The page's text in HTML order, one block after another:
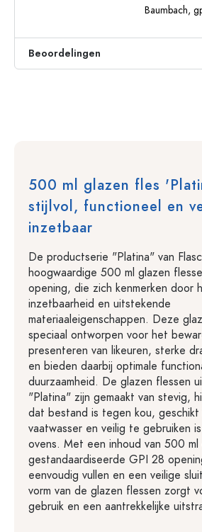
Baumbach,
Beoordelingen
500 ml glazen fles
stijlvol, functioneel en
inzetbaar
De productserie "Platina" van
hoogwaardige 500 ml glazen
opening, die zich kenmerken door
inzetbaarheid en uitstekende
materiaaleigenschappen. Deze
speciaal ontworpen voor het
presenteren van likeuren, sterke
en bieden daarbij optimale
duurzaamheid. De glazen flessen
"Platina" zijn gemaakt van stevig,
dat bestand is tegen kou,
vaatwasser en veilig te gebruiken
ovens. Met een inhoud van 500 ml
gestandaardiseerde GPI 28
eenvoudig vullen en een veilige
vorm van de glazen flessen zorgt
gebruik en een aantrekkelijke